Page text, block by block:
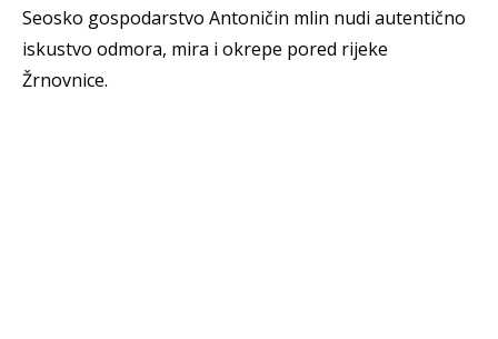
Seosko gospodarstvo Antoničin mlin nudi autentično
iskustvo odmora, mira i okrepe pored rijeke
Žrnovnice.